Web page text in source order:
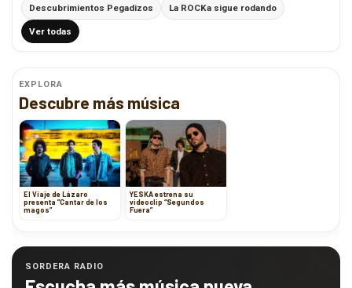
Descubrimientos Pegadizos La ROCKa sigue rodando
Ver todas
EXPLORA
Descubre más música
El Viaje de Lázaro
presenta ”Cantar de los
magos”
YESKA estrena su
videoclip “Segundos
Fuera”
SORDERA RADIO